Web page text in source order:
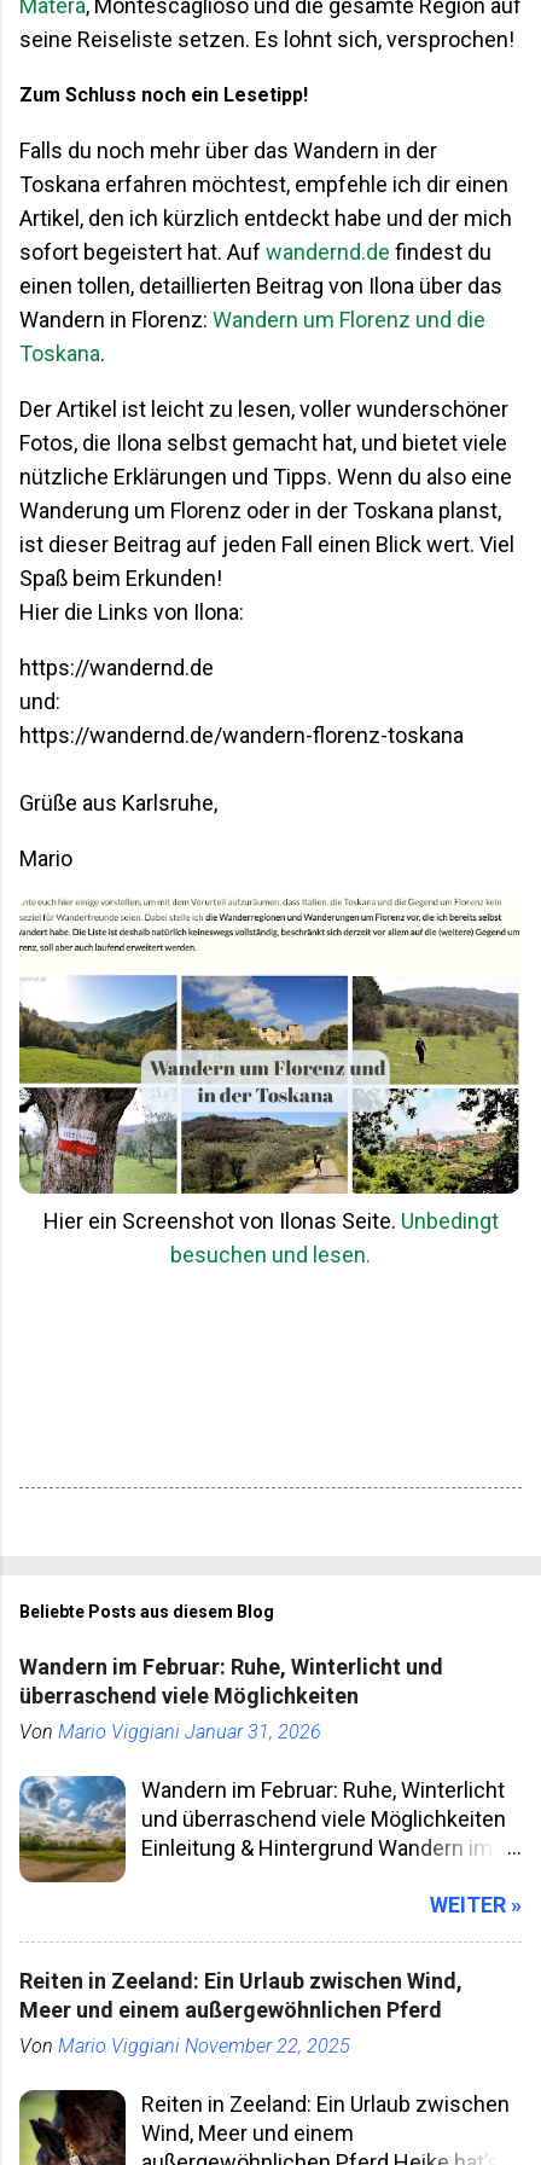
seine Reiseliste setzen. Es lohnt sich, versprochen!
Zum Schluss noch ein Lesetipp!
Falls du noch mehr über das Wandern in der
Toskana erfahren möchtest, empfehle ich dir einen
Artikel, den ich kürzlich entdeckt habe und der mich
sofort begeistert hat. Auf wandernd.de findest du
einen tollen, detaillierten Beitrag von Ilona über das
Wandern in Florenz: Wandern um Florenz und die
Toskana.
Der Artikel ist leicht zu lesen, voller wunderschöner
Fotos, die Ilona selbst gemacht hat, und bietet viele
nützliche Erklärungen und Tipps. Wenn du also eine
Wanderung um Florenz oder in der Toskana planst,
ist dieser Beitrag auf jeden Fall einen Blick wert. Viel
Spaß beim Erkunden!
Hier die Links von Ilona:
https://wandernd.de
und:
https://wandernd.de/wandern-florenz-toskana
Grüße aus Karlsruhe,
Mario
Hier ein Screenshot von Ilonas Seite. Unbedingt
besuchen und lesen.
Beliebte Posts aus diesem Blog
Wandern im Februar: Ruhe, Winterlicht und
überraschend viele Möglichkeiten
Von Mario Viggiani Januar 31, 2026
Wandern im Februar: Ruhe, Winterlicht
und überraschend viele Möglichkeiten
Einleitung & Hintergrund Wandern im
Fingern, kurzen Tagen und Wegen, die
Wander­monate überhaupt. Die Natur ist
stiller, die Wege leerer, und wer bereit
ist, sich ein wenig anzupassen,
kaum noch existiert: Raum. Raum zum
Gehen, Denken, Beobachten. Historisch
WEITER »
Reiten in Zeeland: Ein Urlaub zwischen Wind,
Meer und einem außergewöhnlichen Pferd
Von Mario Viggiani November 22, 2025
Reiten in Zeeland: Ein Urlaub zwischen
Wind, Meer und einem